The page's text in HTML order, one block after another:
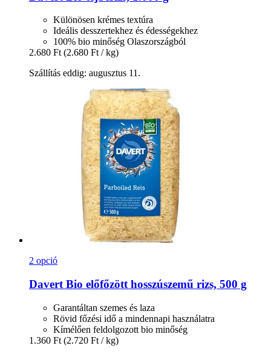
Különösen krémes textúra
Ideális desszertekhez és édességekhez
100% bio minőség Olaszországból
2.680 Ft (2.680 Ft / kg)
Szállítás eddig: augusztus 11.
2 opció
Davert Bio előfőzött hosszúszemű rizs, 500 g
Garantáltan szemes és laza
Rövid főzési idő a mindennapi használatra
Kímélően feldolgozott bio minőség
1.360 Ft (2.720 Ft / kg)